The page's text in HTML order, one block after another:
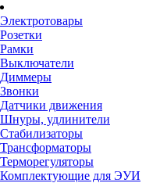
Электротовары
Розетки
Рамки
Выключатели
Диммеры
Звонки
Датчики движения
Шнуры, удлинители
Стабилизаторы
Трансформаторы
Терморегуляторы
Комплектующие для ЭУИ